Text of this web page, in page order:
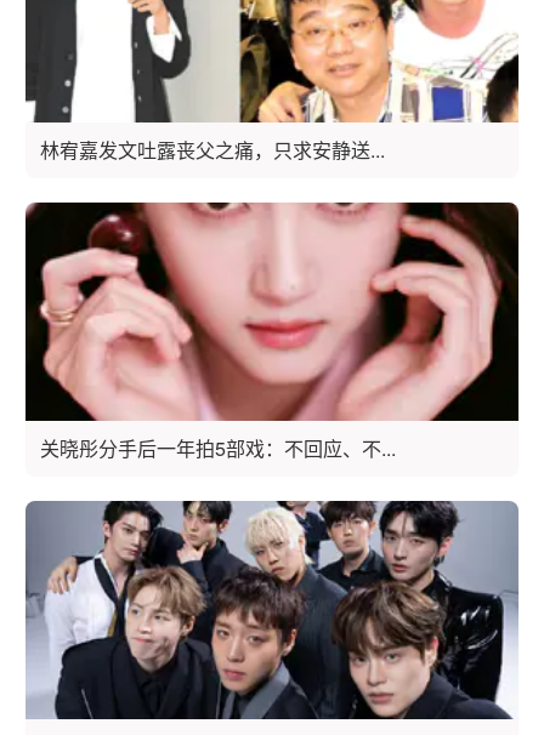
林宥嘉发文吐露丧父之痛，只求安静送...
关晓彤分手后一年拍5部戏：不回应、不...